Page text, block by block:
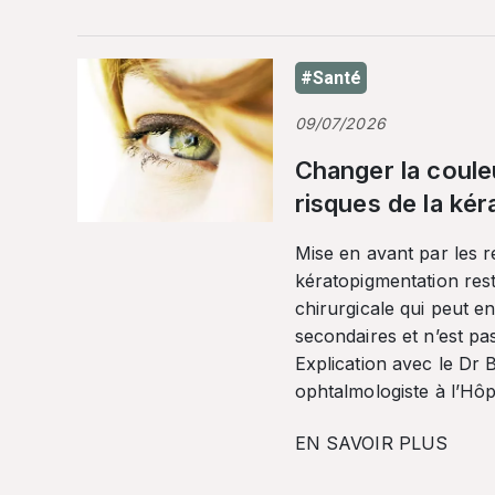
#Santé
09/07/2026
Changer la
risques de la
Mise en avant par les
kératopigmentation
chirurgicale qui peut
secondaires et n’est
Explication avec le Dr
ophtalmologiste à
EN SAVOIR PLUS